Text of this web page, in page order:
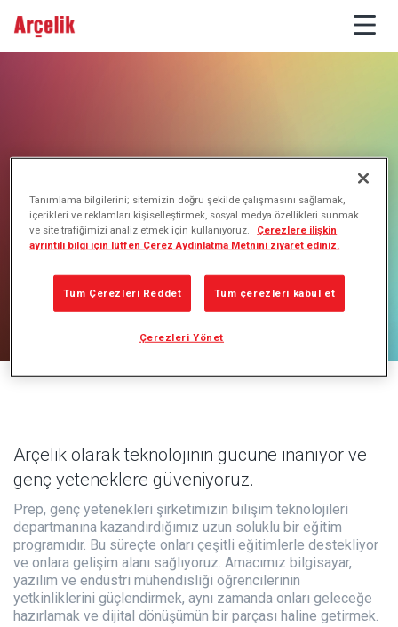
Arçelik olarak teknolojinin gücüne inanıyor ve
genç yeteneklere güveniyoruz.
Prep, genç yetenekleri şirketimizin bilişim teknolojileri
departmanına kazandırdığımız uzun soluklu bir eğitim
programıdır. Bu süreçte onları çeşitli eğitimlerle destekliyor
ve onlara gelişim alanı sağlıyoruz. Amacımız bilgisayar,
yazılım ve endüstri mühendisliği öğrencilerinin
yetkinliklerini güçlendirmek, aynı zamanda onları geleceğe
hazırlamak ve dijital dönüşümün bir parçası haline getirmek.
Tanımlama bilgilerini; sitemizin doğru şekilde çalışmasını sağlamak,
içerikleri ve reklamları kişiselleştirmek, sosyal medya özellikleri sunmak
ve site trafiğimizi analiz etmek için kullanıyoruz. Çerezlere ilişkin
ayrıntılı bilgi için lütfen Çerez Aydınlatma Metnini ziyaret ediniz.
Tüm Çerezleri Reddet Tüm çerezleri kabul et
Çerezleri Yönet